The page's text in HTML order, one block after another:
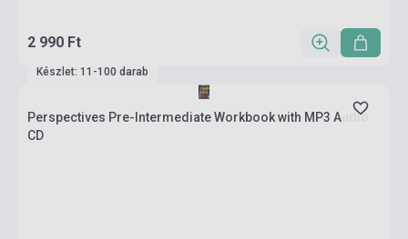
2 990 Ft
Készlet: 11-100 darab
Perspectives Pre-Intermediate Workbook with MP3 Audio
CD